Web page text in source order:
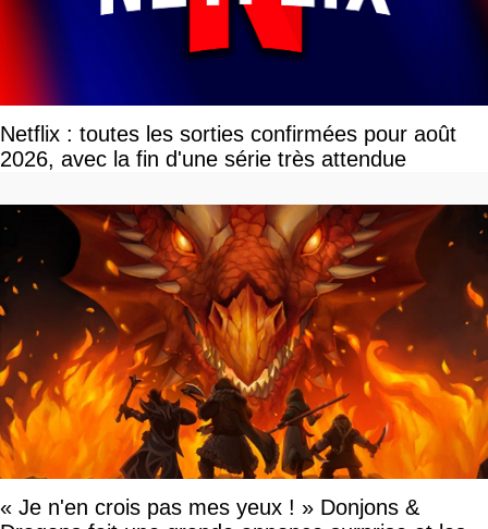
Netflix : toutes les sorties confirmées pour août
2026, avec la fin d'une série très attendue
« Je n'en crois pas mes yeux ! » Donjons &